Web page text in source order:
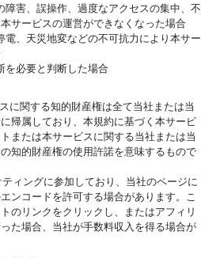
害、誤操作、過度なアクセスの集中、不
サービスの運営ができなくなった場合
、天災地変などの不可抗力により本サー
を必要と判断した場合
に関する知的財産権は全て当社または当
帰属しており、本規約に基づく本サービ
または本サービスに関する当社または当
知的財産権の使用許諾を意味するもので
ィングに参加しており、当社のページに
ンコードを許可する場合があります。こ
のリンクをクリックし、またはアフィリ
た場合、当社が手数料収入を得る場合が